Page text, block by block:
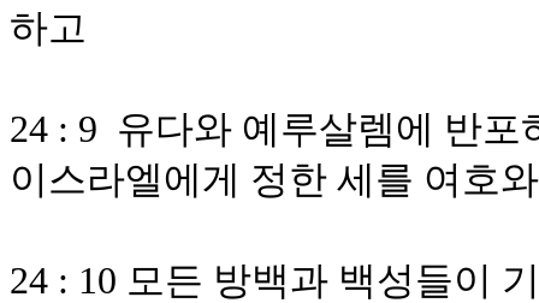
하고
24 : 9 유다와 예루살렘에 반
이스라엘에게 정한 세를 여호
24 : 10 모든 방백과 백성들이